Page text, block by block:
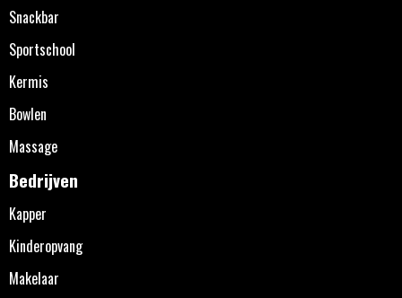
Snackbar
Sportschool
Kermis
Bowlen
Massage
Bedrijven
Kapper
Kinderopvang
Makelaar